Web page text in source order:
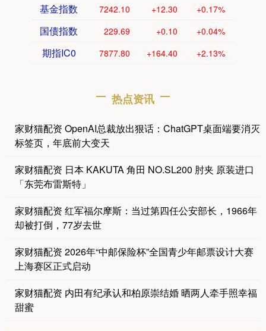
基金指数 7242.10 +12.30 +0.17%
国债指数 229.69 +0.10 +0.04%
期指IC0 7877.80 +164.40 +2.13%
热点资讯
家财猫配资 OpenAI总裁放出狠话：ChatGPT桌面端要消灭
标签页，年底前大变天
家财猫配资 日本 KAKUTA 角田 NO.SL200 肘夹 原装进口
「东莞布雷斯特」
家财猫配资 红军福尔摩斯：当过第四任公安部长，1966年
却被打倒，77岁去世
家财猫配资 2026年“中邮保险杯”全国青少年邮票设计大赛
上海赛区正式启动
家财猫配资 内田有纪承认和柏原崇结婚 晒两人牵手照幸福
甜蜜